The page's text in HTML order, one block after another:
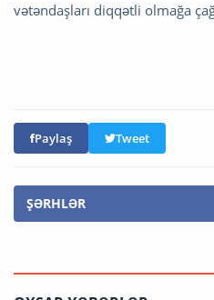
vətəndaşları diqqətli olmağa
Paylaş Tweet
ŞƏRHLƏR